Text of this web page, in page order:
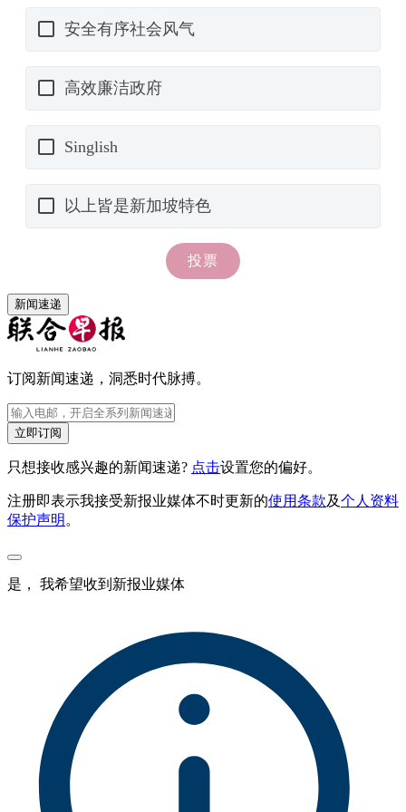
新闻速递
订阅新闻速递，洞悉时代脉搏。
立即订阅
只想接收感兴趣的新闻速递? 点击设置您的偏好。
注册即表示我接受新报业媒体不时更新的使用条款及个人资料
保护声明 。
是， 我希望收到新报业媒体